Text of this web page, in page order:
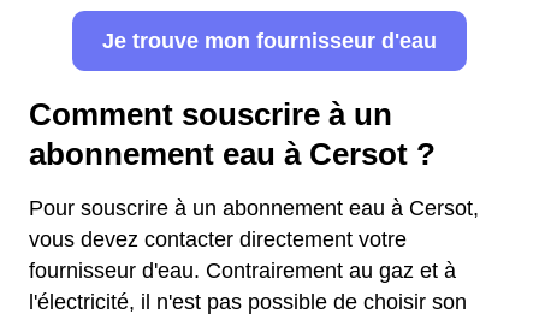
Je trouve mon fournisseur d'eau
Comment souscrire à un
abonnement eau à Cersot ?
Pour souscrire à un abonnement eau à Cersot,
vous devez contacter directement votre
fournisseur d'eau. Contrairement au gaz et à
l'électricité, il n'est pas possible de choisir son